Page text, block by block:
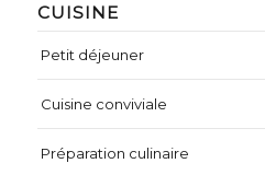
CUISINE
Petit déjeuner
Cuisine conviviale
Préparation culinaire